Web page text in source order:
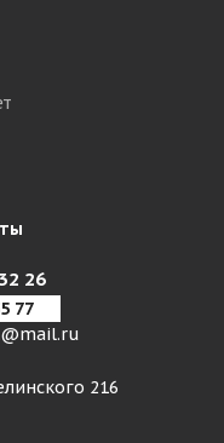
26
77
216